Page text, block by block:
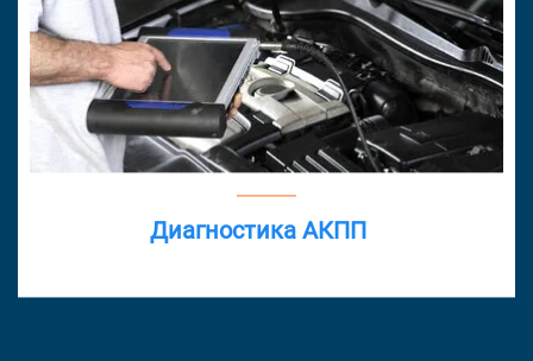
Диагностика АКПП